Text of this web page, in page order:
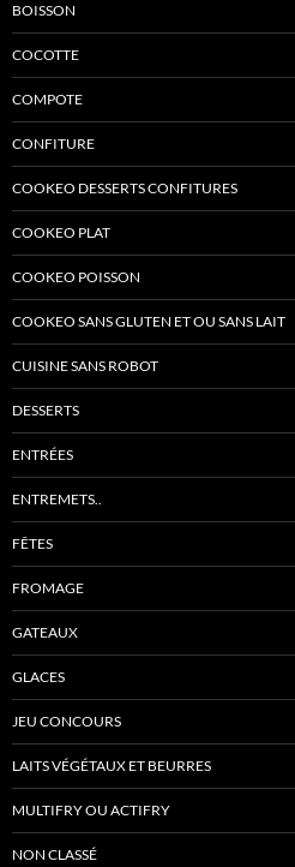
BOISSON
COCOTTE
COMPOTE
CONFITURE
COOKEO DESSERTS CONFITURES
COOKEO PLAT
COOKEO POISSON
COOKEO SANS GLUTEN ET OU SANS LAIT
CUISINE SANS ROBOT
DESSERTS
ENTRÉES
ENTREMETS..
FÊTES
FROMAGE
GATEAUX
GLACES
JEU CONCOURS
LAITS VÉGÉTAUX ET BEURRES
MULTIFRY OU ACTIFRY
NON CLASSÉ